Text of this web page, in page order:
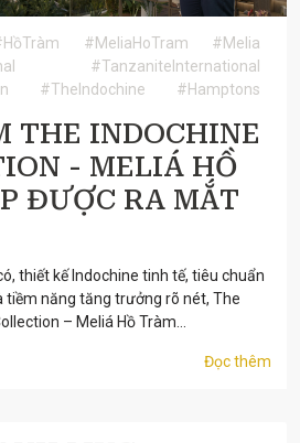
#MeliaHoTram
#Melia
#TanzaniteInternational
#TheIndochine #Hamptons
THE INDOCHINE
- MELIÁ HỒ
ĐƯỢC RA MẮT
thiết kế Indochine tinh tế, tiêu chuẩn
tiềm năng tăng trưởng rõ nét, The
– Meliá Hồ Tràm...
Đọc thêm